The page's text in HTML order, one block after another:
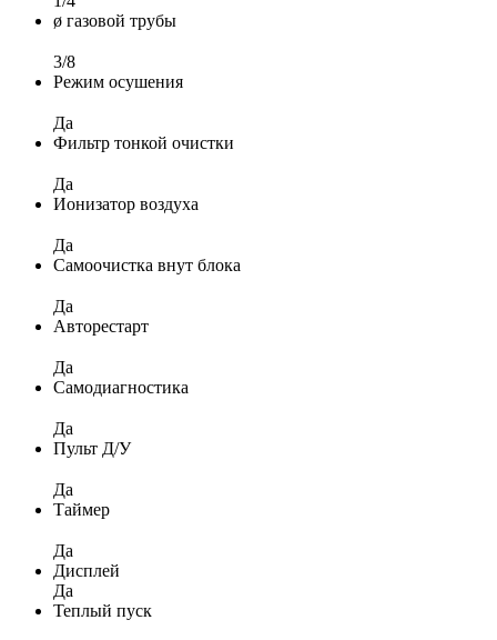
ø газовой трубы
3/8
Режим осушения
Да
Фильтр тонкой очистки
Да
Ионизатор воздуха
Да
Самоочистка внут блока
Да
Авторестарт
Да
Самодиагностика
Да
Пульт Д/У
Да
Таймер
Да
Дисплей
Да
Теплый пуск